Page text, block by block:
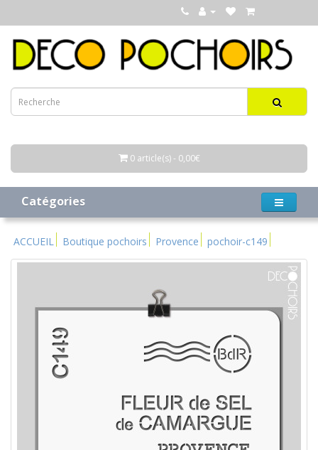
0 article(s) - 0,00€
Catégories
ACCUEIL Boutique pochoirs Provence pochoir-c149